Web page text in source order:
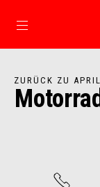
ZURÜCK ZU